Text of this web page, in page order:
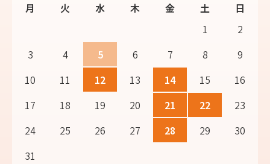
月 火 水 木 金 土
日
1
2
3
4 5 6 7 8
9
10
11 12 13 14 15
16
17
18 19 20 21 22
23
24
25 26 27 28 29
30
31